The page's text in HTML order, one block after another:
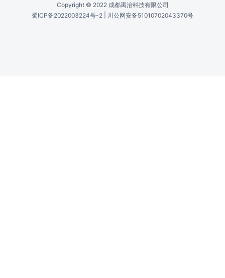
Copyright © 2022 成都禹治科技有限公司
蜀ICP备2022003224号-2
川公网安备51010702043370号